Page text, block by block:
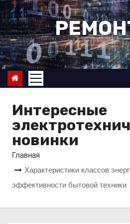
П
е
р
е
й
и
Интересные
новинки
Главная
Характеристики классов
эффективности бытовой техники